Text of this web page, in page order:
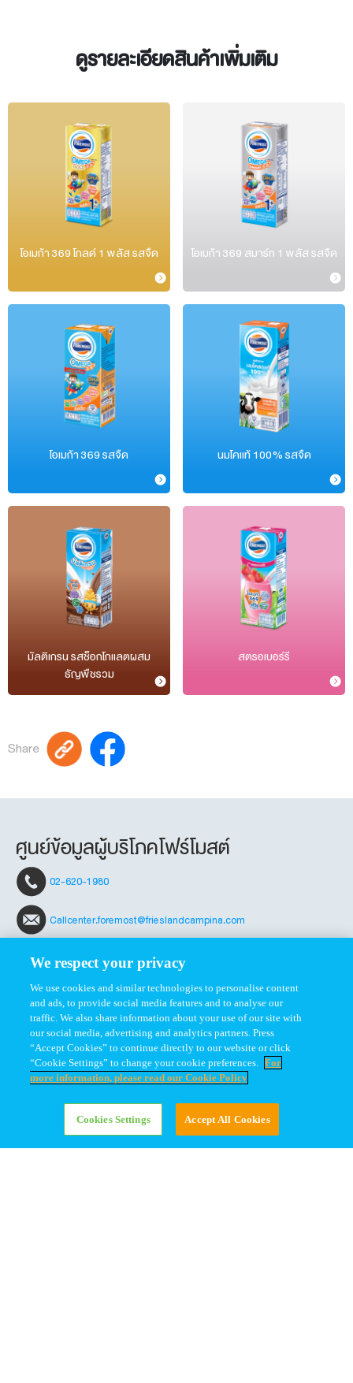
ดูรายละเอียดสินค้าเพิ่มเติม
โอเมก้า 369 โกลด์ 1 พลัส รสจืด โอเมก้า 369 สมาร์ท 1 พลัส รสจืด
โอเมก้า 369 รสจืด นมโคแท้ 100% รสจืด
มัลติเกรน รสช็อกโกแลตผสม
ธัญพืชรวม
สตรอเบอร์รี
Share
ศูนย์ข้อมูลผู้บริโภคโฟร์โมสต์
02-620-1980
Callcenter.foremost@frieslandcampina.com
ผลิตภัณฑ์
โปรโมชั่น
ร้านค้าออนไลน์
ข่าวสารและกิจกรรม
พัฒนาการเด็ก
ติดต่อโฟร์โมสต์
ร่วมงานกับเรา
ประวัติและวิสัยทัศน์
มาตรฐานการผลิตนม
คำถามที่พบบ่อย
We respect your privacy
We use cookies and similar technologies to personalise content
and ads, to provide social media features and to analyse our
traffic. We also share information about your use of our site with
our social media, advertising and analytics partners. Press
“Accept Cookies” to continue directly to our website or click
“Cookie Settings” to change your cookie preferences. For
more information, please read our Cookie Policy
Cookies Settings Accept All Cookies